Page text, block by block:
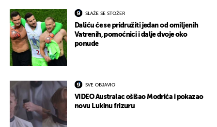
SLAŽE SE STOŽER
Daliću će se pridružiti jedan od omiljenih
Vatrenih, pomoćnici i dalje dvoje oko
ponude
SVE OBJAVIO
VIDEO Australac ošišao Modrića i pokazao
novu Lukinu frizuru